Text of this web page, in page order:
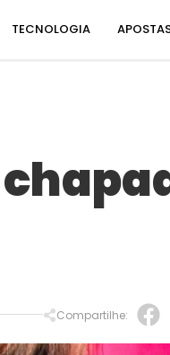
TECNOLOGIA
Compartilhe: